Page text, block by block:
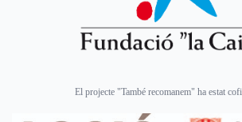
El projecte "També recomanem" ha estat